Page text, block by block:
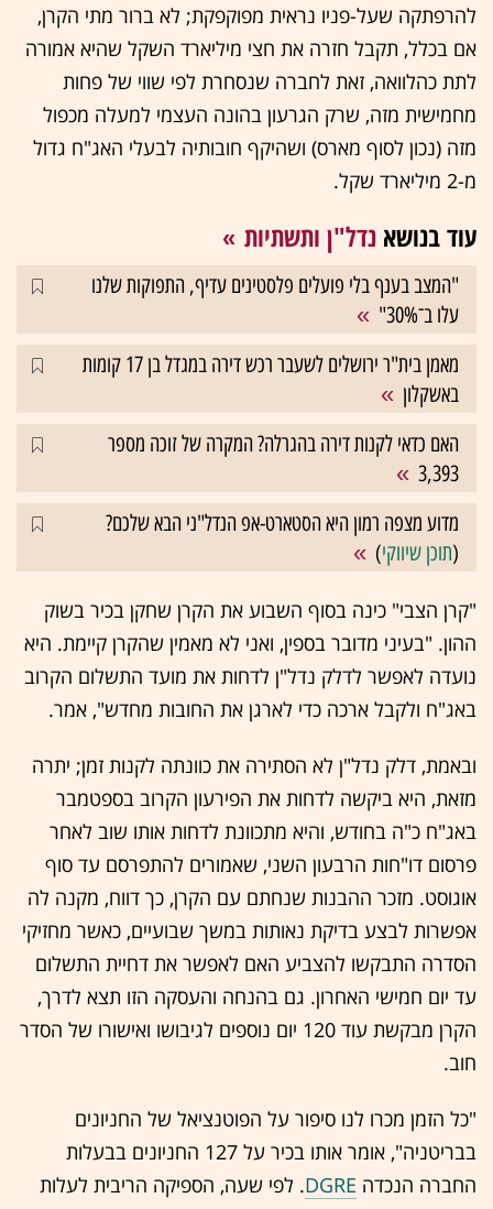
להרפתקה שעל-פניו נראית מפוקפקת; לא ברור מתי הקרן,
אם בכלל, תקבל חזרה את חצי מיליארד השקל שהיא אמורה
לתת כהלוואה, זאת לחברה שנסחרת לפי שווי של פחות
מחמישית מזה, שרק הגרעון בהונה העצמי למעלה מכפול
מזה (נכון לסוף מארס) ושהיקף חובותיה לבעלי האג"ח גדול
מ-2 מיליארד שקל.
עוד בנושא נדל"ן ותשתיות
"המצב בענף בלי פועלים פלסטינים עדיף, התפוקות שלנו
עלו ב־30%"
מאמן בית"ר ירושלים לשעבר רכש דירה במגדל בן 17 קומות
באשקלון
האם כדאי לקנות דירה בהגרלה? המקרה של זוכה מספר
3,393
מדוע מצפה רמון היא הסטארט-אפ הנדל"ני הבא שלכם?
(תוכן שיווקי)
"קרן הצבי" כינה בסוף השבוע את הקרן שחקן בכיר בשוק
ההון. "בעיני מדובר בספין, ואני לא מאמין שהקרן קיימת. היא
נועדה לאפשר לדלק נדל"ן לדחות את מועד התשלום הקרוב
באג"ח ולקבל ארכה כדי לארגן את החובות מחדש", אמר.
ובאמת, דלק נדל"ן לא הסתירה את כוונתה לקנות זמן; יתרה
מזאת, היא ביקשה לדחות את הפירעון הקרוב בספטמבר
באג"ח כ"ה בחודש, והיא מתכוונת לדחות אותו שוב לאחר
פרסום דו"חות הרבעון השני, שאמורים להתפרסם עד סוף
אוגוסט. מזכר ההבנות שנחתם עם הקרן, כך דווח, מקנה לה
אפשרות לבצע בדיקת נאותות במשך שבועיים, כאשר מחזיקי
הסדרה התבקשו להצביע האם לאפשר את דחיית התשלום
עד יום חמישי האחרון. גם בהנחה והעסקה הזו תצא לדרך,
הקרן מבקשת עוד 120 יום נוספים לגיבושו ואישורו של הסדר
חוב.
"כל הזמן מכרו לנו סיפור על הפוטנציאל של החניונים
בבריטניה", אומר אותו בכיר על 127 החניונים בבעלות
החברה הנכדה DGRE. לפי שעה, הספיקה הריבית לעלות